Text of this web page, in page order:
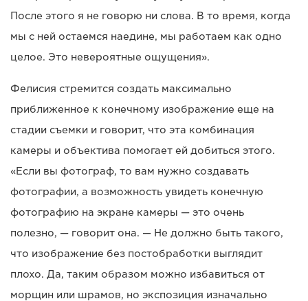
После этого я не говорю ни слова. В то время, когда
мы с ней остаемся наедине, мы работаем как одно
целое. Это невероятные ощущения».
Фелисия стремится создать максимально
приближенное к конечному изображение еще на
стадии съемки и говорит, что эта комбинация
камеры и объектива помогает ей добиться этого.
«Если вы фотограф, то вам нужно создавать
фотографии, а возможность увидеть конечную
фотографию на экране камеры — это очень
полезно, — говорит она. — Не должно быть такого,
что изображение без постобработки выглядит
плохо. Да, таким образом можно избавиться от
морщин или шрамов, но экспозиция изначально